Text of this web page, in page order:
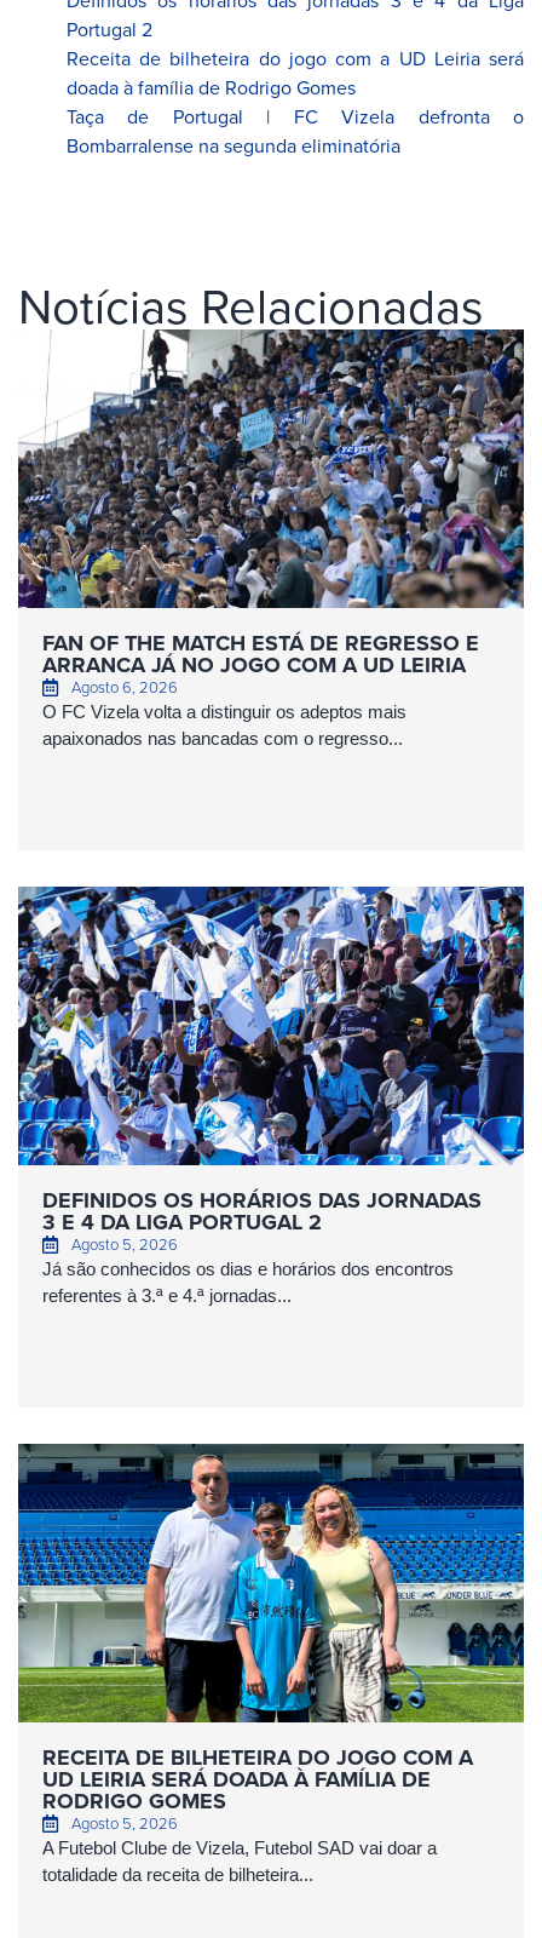
Portugal 2
Receita de bilheteira do jogo com a UD Leiria será
doada à família de Rodrigo Gomes
Taça de Portugal | FC Vizela defronta o
Bombarralense na segunda eliminatória
Notícias Relacionadas
FAN OF THE MATCH ESTÁ DE REGRESSO E
ARRANCA JÁ NO JOGO COM A UD LEIRIA
Agosto 6, 2026
O FC Vizela volta a distinguir os adeptos mais
apaixonados nas bancadas com o regresso...
DEFINIDOS OS HORÁRIOS DAS JORNADAS
3 E 4 DA LIGA PORTUGAL 2
Agosto 5, 2026
Já são conhecidos os dias e horários dos encontros
referentes à 3.ª e 4.ª jornadas...
RECEITA DE BILHETEIRA DO JOGO COM A
UD LEIRIA SERÁ DOADA À FAMÍLIA DE
RODRIGO GOMES
Agosto 5, 2026
A Futebol Clube de Vizela, Futebol SAD vai doar a
totalidade da receita de bilheteira...